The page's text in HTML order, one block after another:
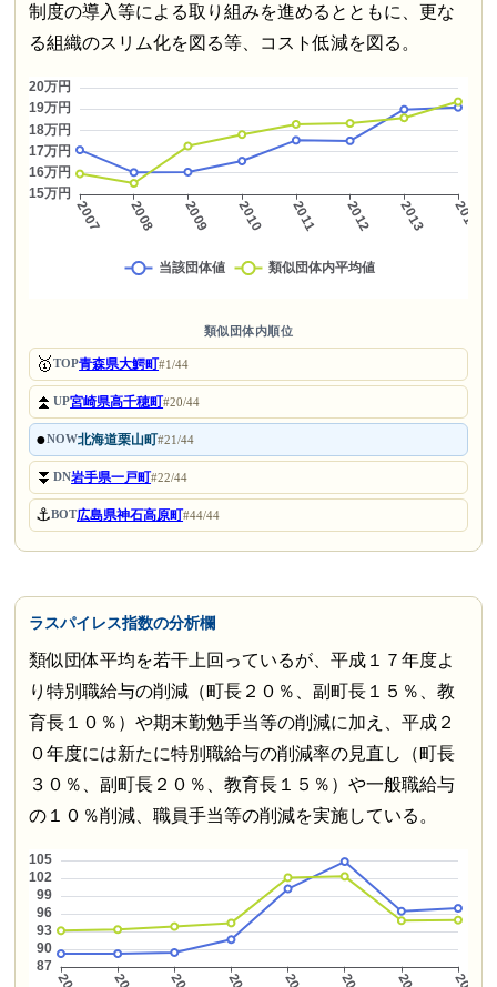
制度の導入等による取り組みを進めるとともに、更な
る組織のスリム化を図る等、コスト低減を図る。
類似団体内順位
🥇TOP青森県大鰐町#1/44
⏫UP宮崎県高千穂町#20/44
●NOW北海道栗山町#21/44
⏬DN岩手県一戸町#22/44
⚓BOT広島県神石高原町#44/44
ラスパイレス指数の分析欄
類似団体平均を若干上回っているが、平成１７年度よ
り特別職給与の削減（町長２０％、副町長１５％、教
育長１０％）や期末勤勉手当等の削減に加え、平成２
０年度には新たに特別職給与の削減率の見直し（町長
３０％、副町長２０％、教育長１５％）や一般職給与
の１０％削減、職員手当等の削減を実施している。